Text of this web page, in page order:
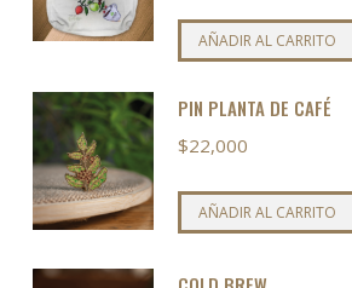
AÑADIR AL CARRITO
PIN PLANTA DE CAFÉ
$22,000
AÑADIR AL CARRITO